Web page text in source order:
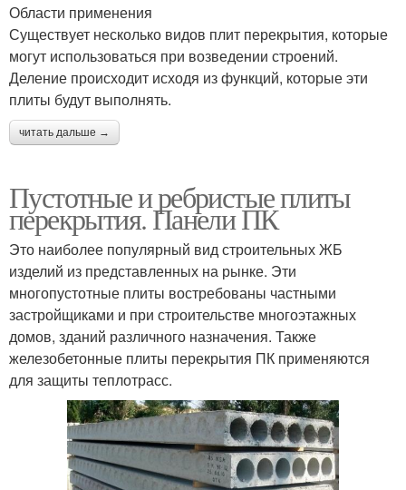
Области применения
Существует несколько видов плит перекрытия, которые
могут использоваться при возведении строений.
Деление происходит исходя из функций, которые эти
плиты будут выполнять.
читать дальше →
Пустотные и ребристые плиты
перекрытия. Панели ПК
Это наиболее популярный вид строительных ЖБ
изделий из представленных на рынке. Эти
многопустотные плиты востребованы частными
застройщиками и при строительстве многоэтажных
домов, зданий различного назначения. Также
железобетонные плиты перекрытия ПК применяются
для защиты теплотрасс.